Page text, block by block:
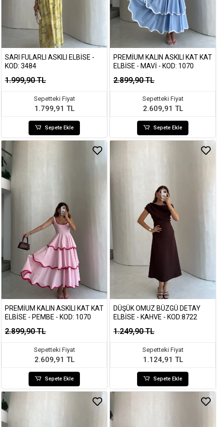
SARI FULARLI ASKILI ELBISE -
KOD: 3484
1.999,90 TL
Sepetteki Fiyat
1.799,91 TL
Sepete Ekle
PREMIUM KALIN ASKILI KAT KAT
ELBISE - MAVI - KOD: 1070
2.899,90 TL
Sepetteki Fiyat
2.609,91 TL
Sepete Ekle
PREMIUM KALIN ASKILI KAT KAT
ELBISE - PEMBE - KOD: 1070
2.899,90 TL
Sepetteki Fiyat
2.609,91 TL
Sepete Ekle
DÜŞÜK OMUZ BÜZGÜ DETAY
ELBISE - KAHVE - KOD:8722
1.249,90 TL
Sepetteki Fiyat
1.124,91 TL
Sepete Ekle